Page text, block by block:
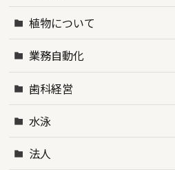
植物について
業務自動化
歯科経営
水泳
法人